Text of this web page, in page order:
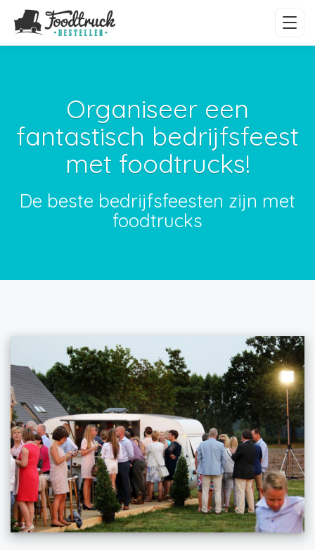
Organiseer een
fantastisch bedrijfsfeest
met foodtrucks!
De beste bedrijfsfeesten zijn met
foodtrucks